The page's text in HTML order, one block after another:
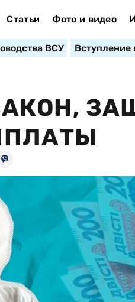
Статьи Фото и видео
ВСУ Вступление